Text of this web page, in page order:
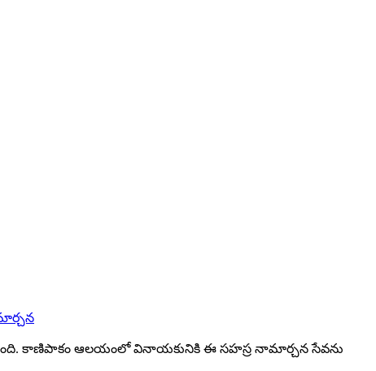
కాణిపాకం ఆలయంలో వినాయకునికి ఈ సహస్ర నామార్చన సేవను